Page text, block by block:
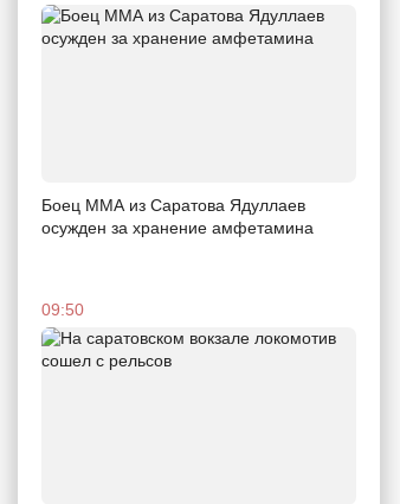
Боец ММА из Саратова Ядуллаев
осужден за хранение амфетамина
09:50